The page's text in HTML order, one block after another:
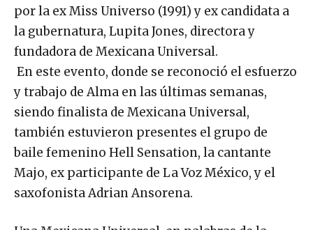
por la ex Miss Universo (1991) y ex candidata a
la gubernatura, Lupita Jones, directora y
fundadora de Mexicana Universal.
En este evento, donde se reconoció el esfuerzo
y trabajo de Alma en las últimas semanas,
siendo finalista de Mexicana Universal,
también estuvieron presentes el grupo de
baile femenino Hell Sensation, la cantante
Majo, ex participante de La Voz México, y el
saxofonista Adrian Ansorena.